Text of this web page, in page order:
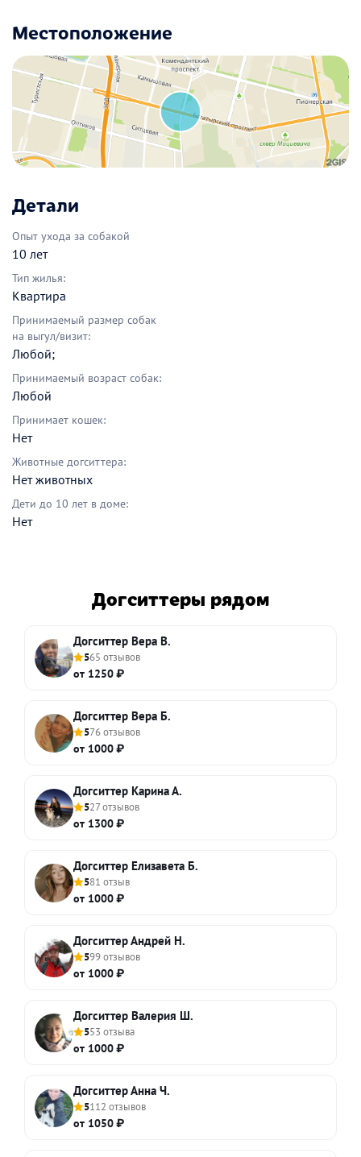
Местоположение
Детали
Опыт ухода за собакой
10 лет
Тип жилья:
Квартира
Принимаемый размер собак
на выгул/визит:
Любой;
Принимаемый возраст собак:
Любой
Принимает кошек:
Нет
Животные догситтера:
Нет животных
Дети до 10 лет в доме:
Нет
Догситтеры рядом
Догситтер Вера В.
565 отзывов
от 1250 ₽
Догситтер Вера Б.
576 отзывов
от 1000 ₽
Догситтер Карина А.
527 отзывов
от 1300 ₽
Догситтер Елизавета Б.
581 отзыв
от 1000 ₽
Догситтер Андрей Н.
599 отзывов
от 1000 ₽
Догситтер Валерия Ш.
553 отзыва
от 1000 ₽
Догситтер Анна Ч.
5112 отзывов
от 1050 ₽